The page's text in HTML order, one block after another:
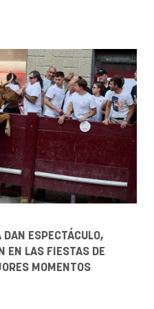
DAN ESPECTÁCULO,
EN LAS FIESTAS DE
MOMENTOS